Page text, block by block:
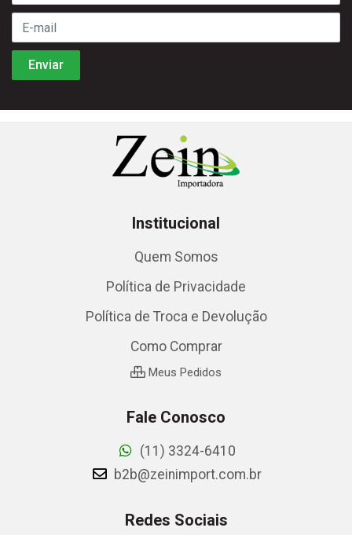
Institucional
Quem Somos
Política de Privacidade
Política de Troca e Devolução
Como Comprar
Meus Pedidos
Fale Conosco
(11) 3324-6410
b2b@zeinimport.com.br
Redes Sociais